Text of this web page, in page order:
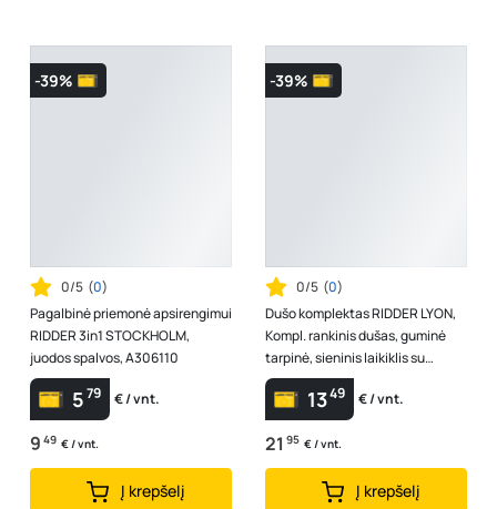
-39%
0/5 (0)
Pagalbinė priemonė apsirengimui
RIDDER 3in1 STOCKHOLM,
juodos spalvos, A306110
579 € / vnt.
9 49 € / vnt.
Į krepšelį
-39%
0/5 (0)
Dušo komplektas RIDDER LYON,
Kompl. rankinis dušas, guminė
tarpinė, sieninis laikiklis su
varžtu, žarna, paskirstymo vož...
1349 € / vnt.
21 95 € / vnt.
Į krepšelį